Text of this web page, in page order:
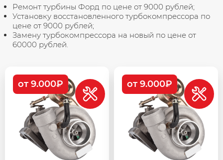
Ремонт турбины Форд по цене от 9000 рублей;
Установку восстановленного турбокомпрессора по
цене от 9000 рублей;
Замену турбокомпрессора на новый по цене от
60000 рублей.
от 9.000₽ от 9.000₽